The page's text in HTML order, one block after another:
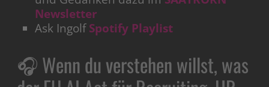
Newsletter
Ask IngolfSpotify Playlist
🎧 Wenn du verstehen willst, was